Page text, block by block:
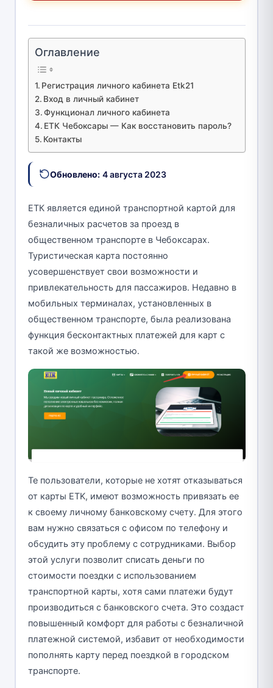
Оглавление
Регистрация личного кабинета Etk21
Вход в личный кабинет
Функционал личного кабинета
ЕТК Чебоксары — Как восстановить пароль?
Контакты
Обновлено: 4 августа 2023
ЕТК является единой транспортной картой для
безналичных расчетов за проезд в
общественном транспорте в Чебоксарах.
Туристическая карта постоянно
усовершенствует свои возможности и
привлекательность для пассажиров. Недавно в
мобильных терминалах, установленных в
общественном транспорте, была реализована
функция бесконтактных платежей для карт с
такой же возможностью.
Те пользователи, которые не хотят отказываться
от карты ETK, имеют возможность привязать ее
к своему личному банковскому счету. Для этого
вам нужно связаться с офисом по телефону и
обсудить эту проблему с сотрудниками. Выбор
этой услуги позволит списать деньги по
стоимости поездки с использованием
транспортной карты, хотя сами платежи будут
производиться с банковского счета. Это создаст
повышенный комфорт для работы с безналичной
платежной системой, избавит от необходимости
пополнять карту перед поездкой в городском
транспорте.